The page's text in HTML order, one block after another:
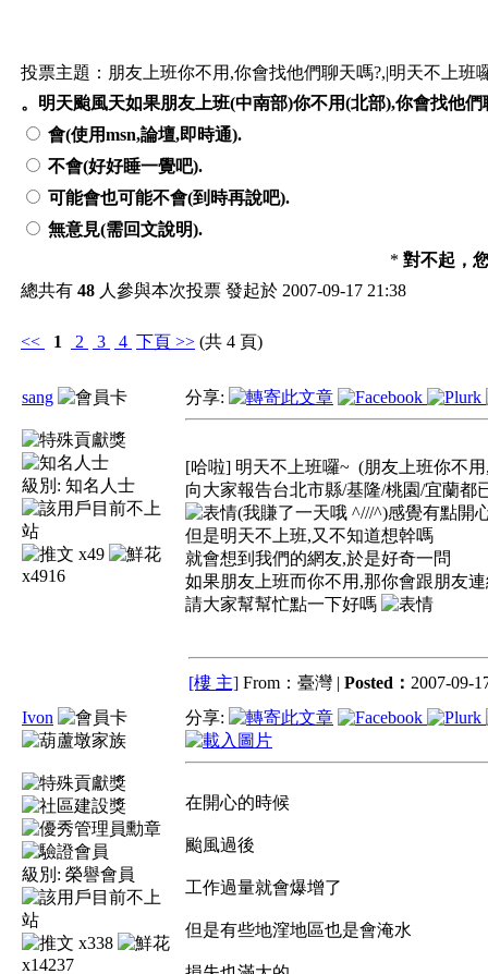
投票主題：朋友上班你不用,你會找他們聊天嗎?,|明天不上班
。明天颱風天如果朋友上班(中南部)你不用(北部),你會找他們
會(使用msn,論壇,即時通).
不會(好好睡一覺吧).
可能會也可能不會(到時再說吧).
無意見(需回文說明).
* 對不起，
總共有 48 人參與本次投票 發起於 2007-09-17 21:38
<< 1 2 3 4 下頁 >> (共 4 頁)
sang
級別: 知名人士
x49
x4916
分享:
[哈啦] 明天不上班囉~ (朋友上班你不
向大家報告台北市縣/基隆/桃園/宜蘭
(我賺了一天哦 ^///^)感覺有點開
但是明天不上班,又不知道想幹嗎
就會想到我們的網友,於是好奇一問
如果朋友上班而你不用,那你會跟朋友連
請大家幫幫忙點一下好嗎
[樓 主] From：臺灣 | Posted： 2007-09-
Ivon
級別: 榮譽會員
x338
x14237
分享:
在開心的時候
颱風過後
工作過量就會爆增了
但是有些地漥地區也是會淹水